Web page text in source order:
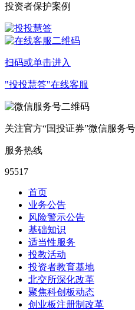
投资者保护案例
扫码或单击进入
"投投慧答"在线客服
关注官方“国投证券”微信服务号
服务热线
95517
首页
业务公告
风险警示公告
基础知识
适当性服务
投教活动
投资者教育基地
北交所深化改革
聚焦科创板动态
创业板注册制改革